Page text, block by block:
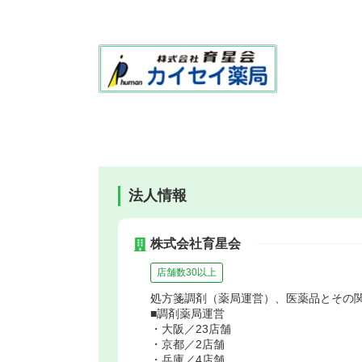
法人情報
株式会社育星会
店舗数30以上
処方箋調剤（薬局運営）、医薬品とその
■調剤薬局運営
・大阪／23店舗
・京都／2店舗
・兵庫／4店舗